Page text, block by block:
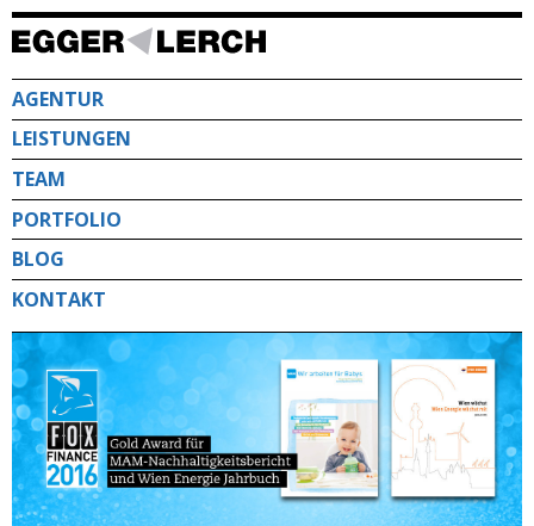
Direkt
zum
AGENTUR
LEISTUNGEN
TEAM
PORTFOLIO
BLOG
KONTAKT